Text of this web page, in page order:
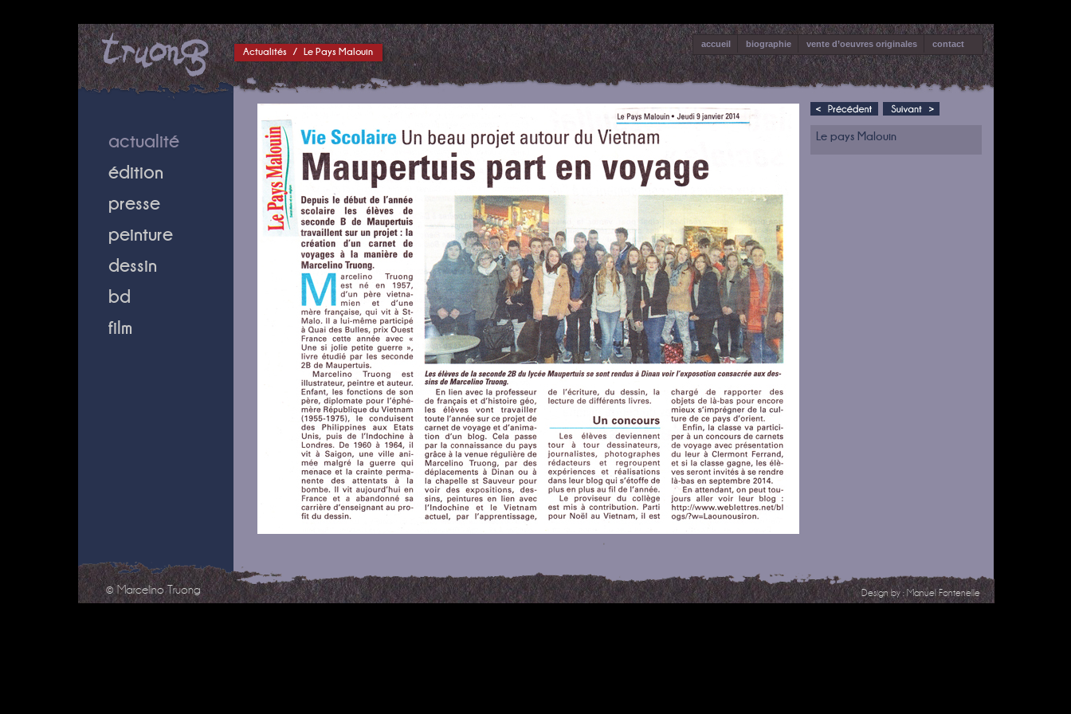
accueil biographie vente d’oeuvres originales contact
Actualités / Le Pays Malouin
Le pays Malouin
actualité
édition
presse
peinture
dessin
bd
film
© Marcelino Truong Design by :Manuel Fontenelle